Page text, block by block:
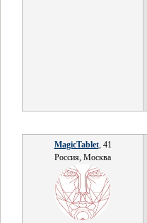
MagicTablet, 41
Россия, Москва